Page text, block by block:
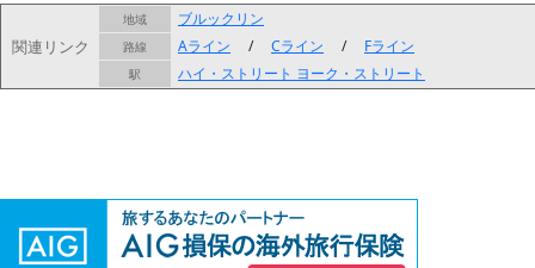
関連リンク
地域 ブルックリン
路線 Aライン / Cライン / Fライン
駅 ハイ・ストリート ヨーク・ストリート